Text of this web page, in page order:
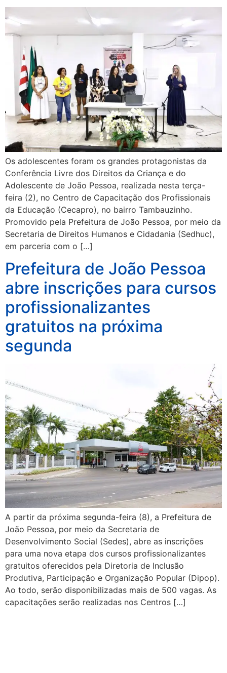
Os adolescentes foram os grandes protagonistas da
Conferência Livre dos Direitos da Criança e do
Adolescente de João Pessoa, realizada nesta terça-
feira (2), no Centro de Capacitação dos Profissionais
da Educação (Cecapro), no bairro Tambauzinho.
Promovido pela Prefeitura de João Pessoa, por meio da
Secretaria de Direitos Humanos e Cidadania (Sedhuc),
em parceria com o […]
Prefeitura de João Pessoa
abre inscrições para cursos
profissionalizantes
gratuitos na próxima
segunda
A partir da próxima segunda-feira (8), a Prefeitura de
João Pessoa, por meio da Secretaria de
Desenvolvimento Social (Sedes), abre as inscrições
para uma nova etapa dos cursos profissionalizantes
gratuitos oferecidos pela Diretoria de Inclusão
Produtiva, Participação e Organização Popular (Dipop).
Ao todo, serão disponibilizadas mais de 500 vagas. As
capacitações serão realizadas nos Centros […]